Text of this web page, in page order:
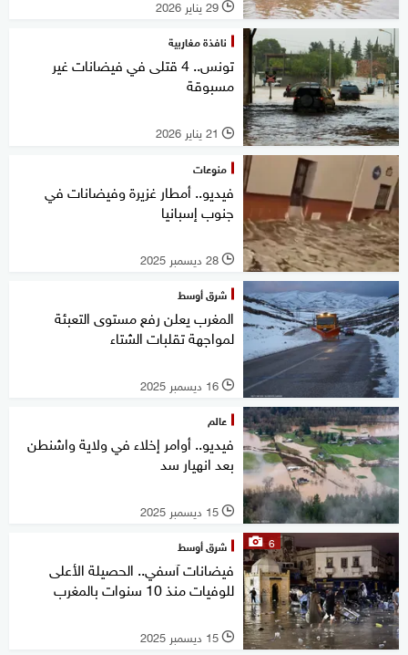
l 29 يناير 2026
نافذة مغاربية
تونس.. 4 قتلى في فيضانات غير
مسبوقة
l 21 يناير 2026
منوعات
فيديو.. أمطار غزيرة وفيضانات في
جنوب إسبانيا
l 28 ديسمبر 2025
شرق أوسط
المغرب يعلن رفع مستوى التعبئة
لمواجهة تقلبات الشتاء
l 16 ديسمبر 2025
عالم
فيديو.. أوامر إخلاء في ولاية واشنطن
بعد انهيار سد
l 15 ديسمبر 2025
6 شرق أوسط
فيضانات آسفي.. الحصيلة الأعلى
للوفيات منذ 10 سنوات بالمغرب
l 15 ديسمبر 2025